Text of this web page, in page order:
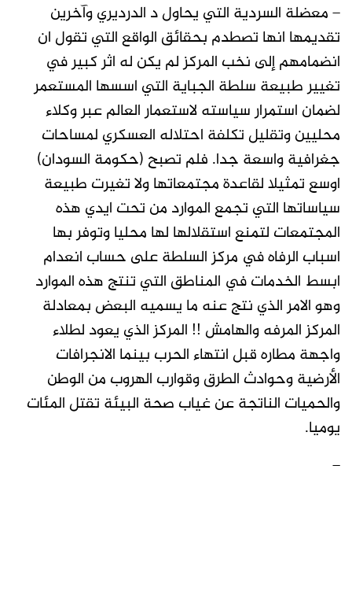
– معضلة السردية التي يحاول د الدرديري وآخرين
تقديمها انها تصطدم بحقائق الواقع التي تقول ان
انضمامهم إلى نخب المركز لم يكن له اثر كبير في
تغيير طبيعة سلطة الجباية التي اسسها المستعمر
لضمان استمرار سياسته لاستعمار العالم عبر وكلاء
محليين وتقليل تكلفة احتلاله العسكري لمساحات
جغرافية واسعة جدا. فلم تصبح (حكومة السودان)
اوسع تمثيلا لقاعدة مجتمعاتها ولا تغيرت طبيعة
سياساتها التي تجمع الموارد من تحت ايدي هذه
المجتمعات لتمنع استقلالها لها محليا وتوفر بها
اسباب الرفاه في مركز السلطة على حساب انعدام
ابسط الخدمات في المناطق التي تنتج هذه الموارد
وهو الامر الذي نتج عنه ما يسميه البعض بمعادلة
المركز المرفه والهامش !! المركز الذي يعود لطلاء
واجهة مطاره قبل انتهاء الحرب بينما الانجرافات
الأرضية وحوادث الطرق وقوارب الهروب من الوطن
والحميات الناتجة عن غياب صحة البيئة تقتل المئات
يوميا.
–